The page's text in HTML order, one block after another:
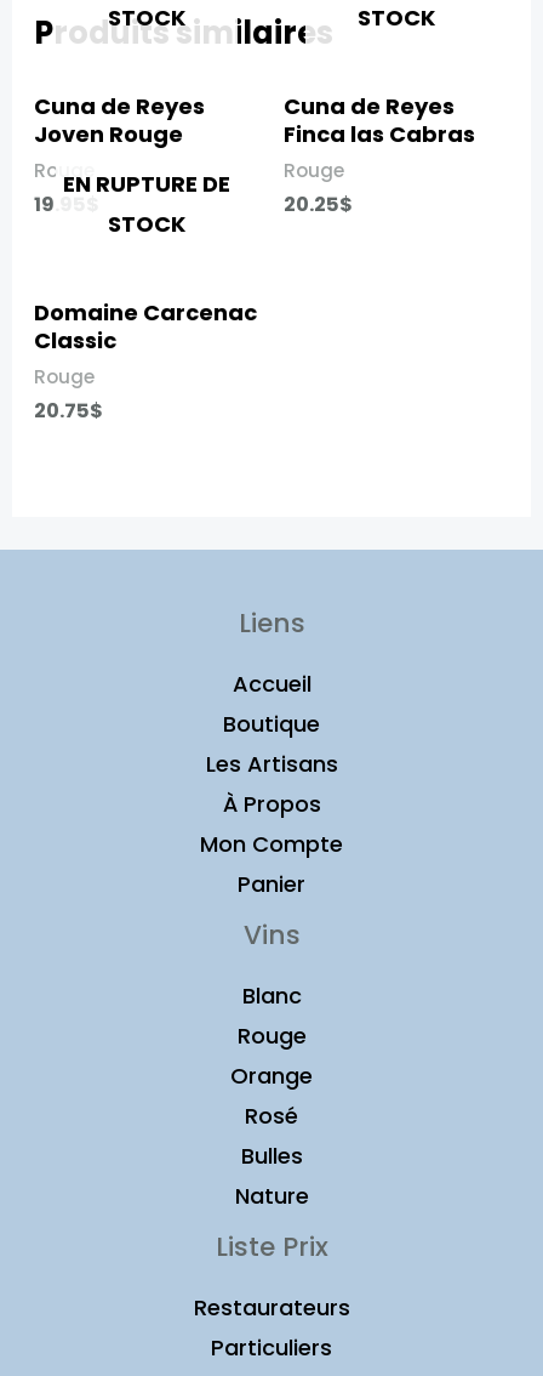
Produits similaires
STOCK
Cuna de Reyes
Joven Rouge​
Rouge
19.95
STOCK
Cuna de Reyes
Finca las Cabras​
Rouge
20.25$
EN RUPTURE DE
STOCK
Domaine Carcenac
Classic
Rouge
20.75$
Liens
Accueil
Boutique
Les Artisans
À Propos
Mon Compte
Panier
Vins
Blanc
Rouge
Orange
Rosé
Bulles
Nature
Liste Prix
Restaurateurs
Particuliers